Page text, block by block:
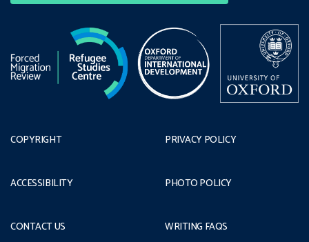
COPYRIGHT
ACCESSIBILITY
CONTACT US
PRIVACY POLICY
PHOTO POLICY
WRITING FAQS